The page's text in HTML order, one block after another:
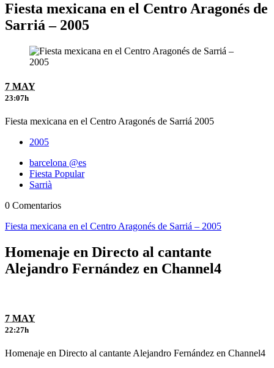
Fiesta mexicana en el Centro Aragonés de
Sarriá – 2005
7 MAY
23:07h
Fiesta mexicana en el Centro Aragonés de Sarriá 2005
2005
barcelona @es
Fiesta Popular
Sarrià
0 Comentarios
Fiesta mexicana en el Centro Aragonés de Sarriá – 2005
Homenaje en Directo al cantante
Alejandro Fernández en Channel4
7 MAY
22:27h
Homenaje en Directo al cantante Alejandro Fernández en Channel4